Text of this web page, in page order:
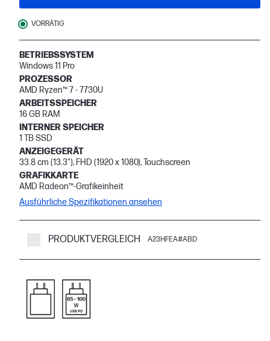
VORRÄTIG
BETRIEBSSYSTEM
Windows 11 Pro
PROZESSOR
AMD Ryzen™ 7 - 7730U
ARBEITSSPEICHER
16 GB RAM
INTERNER SPEICHER
1 TB SSD
ANZEIGEGERÄT
33.8 cm (13.3"), FHD (1920 x 1080), Touchscreen
GRAFIKKARTE
AMD Radeon™-Grafikeinheit
Ausführliche Spezifikationen ansehen
PRODUKTVERGLEICH A23HFEA#ABD